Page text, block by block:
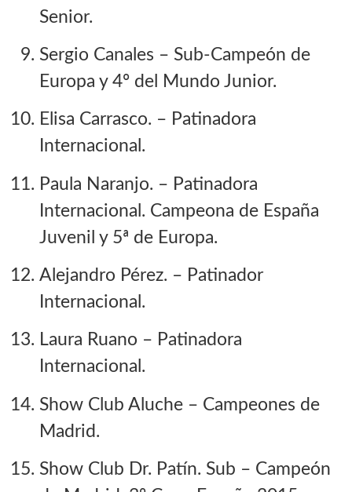
Senior.
Sergio Canales – Sub-Campeón de
Europa y 4º del Mundo Junior.
Elisa Carrasco. – Patinadora
Internacional.
Paula Naranjo. – Patinadora
Internacional. Campeona de España
Juvenil y 5ª de Europa.
Alejandro Pérez. – Patinador
Internacional.
Laura Ruano – Patinadora
Internacional.
Show Club Aluche – Campeones de
Madrid.
Show Club Dr. Patín. Sub – Campeón